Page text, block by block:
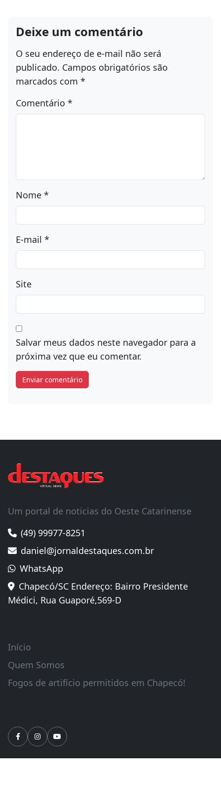
Deixe um comentário
O seu endereço de e-mail não será
publicado. Campos obrigatórios são
marcados com *
Comentário *
Nome *
E-mail *
Site
Salvar meus dados neste navegador para a
próxima vez que eu comentar.
Um portal de noticias do Oeste Catarinense
(49) 99977-8251
daniel@jornaldestaques.com.br
WhatsApp
Chapecó/SC Endereço: Bairro Presidente
Médici, Rua Guaporé,569-D
Início
Quem Somos
Fogos de artifício permitidos em Chapecó!